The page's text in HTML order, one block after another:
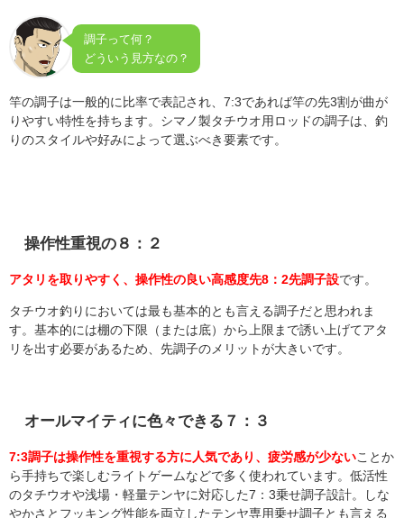
調子って何？
どういう見方なの？
竿の調子は一般的に比率で表記され、7:3であれば竿の先3割が曲が
りやすい特性を持ちます。シマノ製タチウオ用ロッドの調子は、釣
りのスタイルや好みによって選ぶべき要素です。
操作性重視の８：２
アタリを取りやすく、操作性の良い高感度先8：2先調子設です。
タチウオ釣りにおいては最も基本的とも言える調子だと思われま
す。 基本的には棚の下限（または底）から上限まで誘い上げてアタ
リを出す必要があるため、先調子のメリットが大きいです。
オールマイティに色々できる７：３
7:3調子は操作性を重視する方に人気であり、疲労感が少ないことか
ら手持ちで楽しむライトゲームなどで多く使われています。 低活性
のタチウオや浅場・軽量テンヤに対応した7：3乗せ調子設計。しな
やかさとフッキング性能を両立したテンヤ専用乗せ調子とも言える